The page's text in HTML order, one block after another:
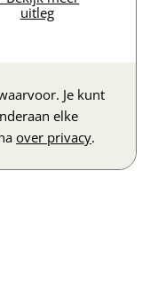
uitleg
Je kunt
elke
over privacy.